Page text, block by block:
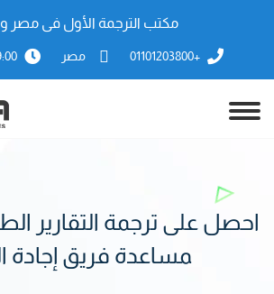
مكتب الترجمة الأول فى مصر
+01101203800 مصر – 8:00 PM
احصل على ترجمة التقارير
مساعدة فريق إجادة